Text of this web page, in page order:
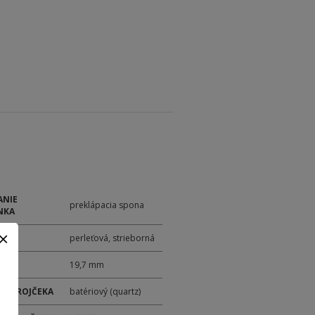
preklápacia spona
perleťová, strieborná
19,7 mm
STROJČEKA batériový (quartz)